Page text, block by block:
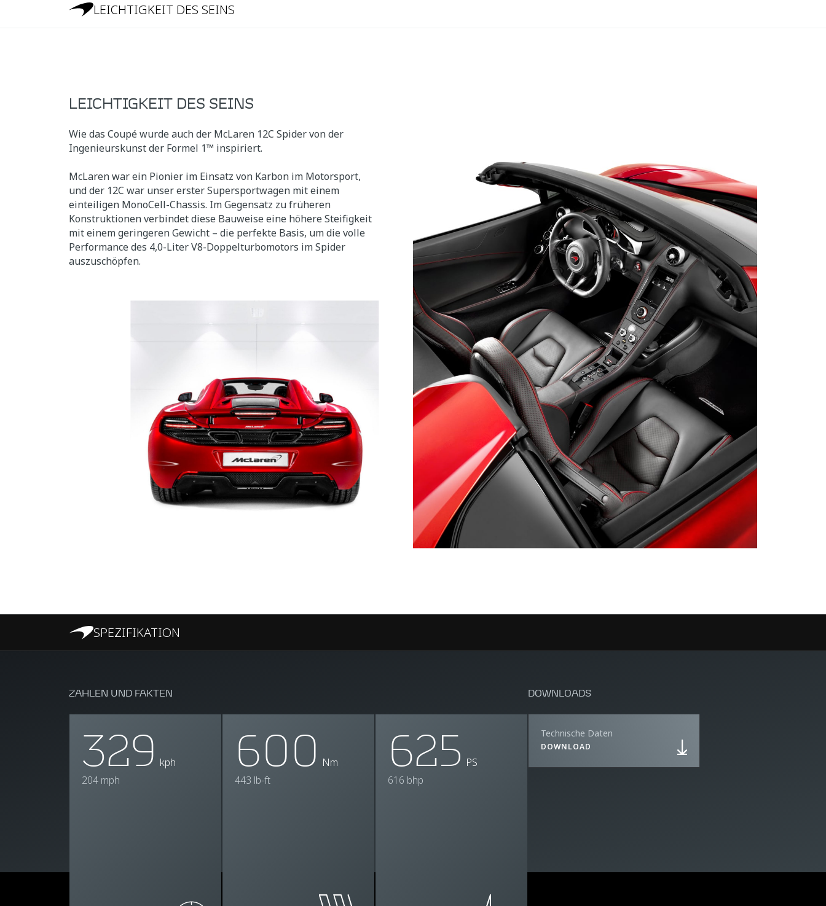
LEICHTIGKEIT DES SEINS
LEICHTIGKEIT DES SEINS
Wie das Coupé wurde auch der McLaren 12C Spider von der
Ingenieurskunst der Formel 1™ inspiriert.
McLaren war ein Pionier im Einsatz von Karbon im Motorsport,
und der 12C war unser erster Supersportwagen mit einem
einteiligen MonoCell-Chassis. Im Gegensatz zu früheren
Konstruktionen verbindet diese Bauweise eine höhere Steifigkeit
mit einem geringeren Gewicht – die perfekte Basis, um die volle
Performance des 4,0-Liter V8-Doppelturbomotors im Spider
auszuschöpfen.
SPEZIFIKATION
ZAHLEN UND FAKTEN
329 kph
204 mph
600 Nm
443 lb-ft
625 PS
616 bhp
DOWNLOADS
Technische Daten
DOWNLOAD